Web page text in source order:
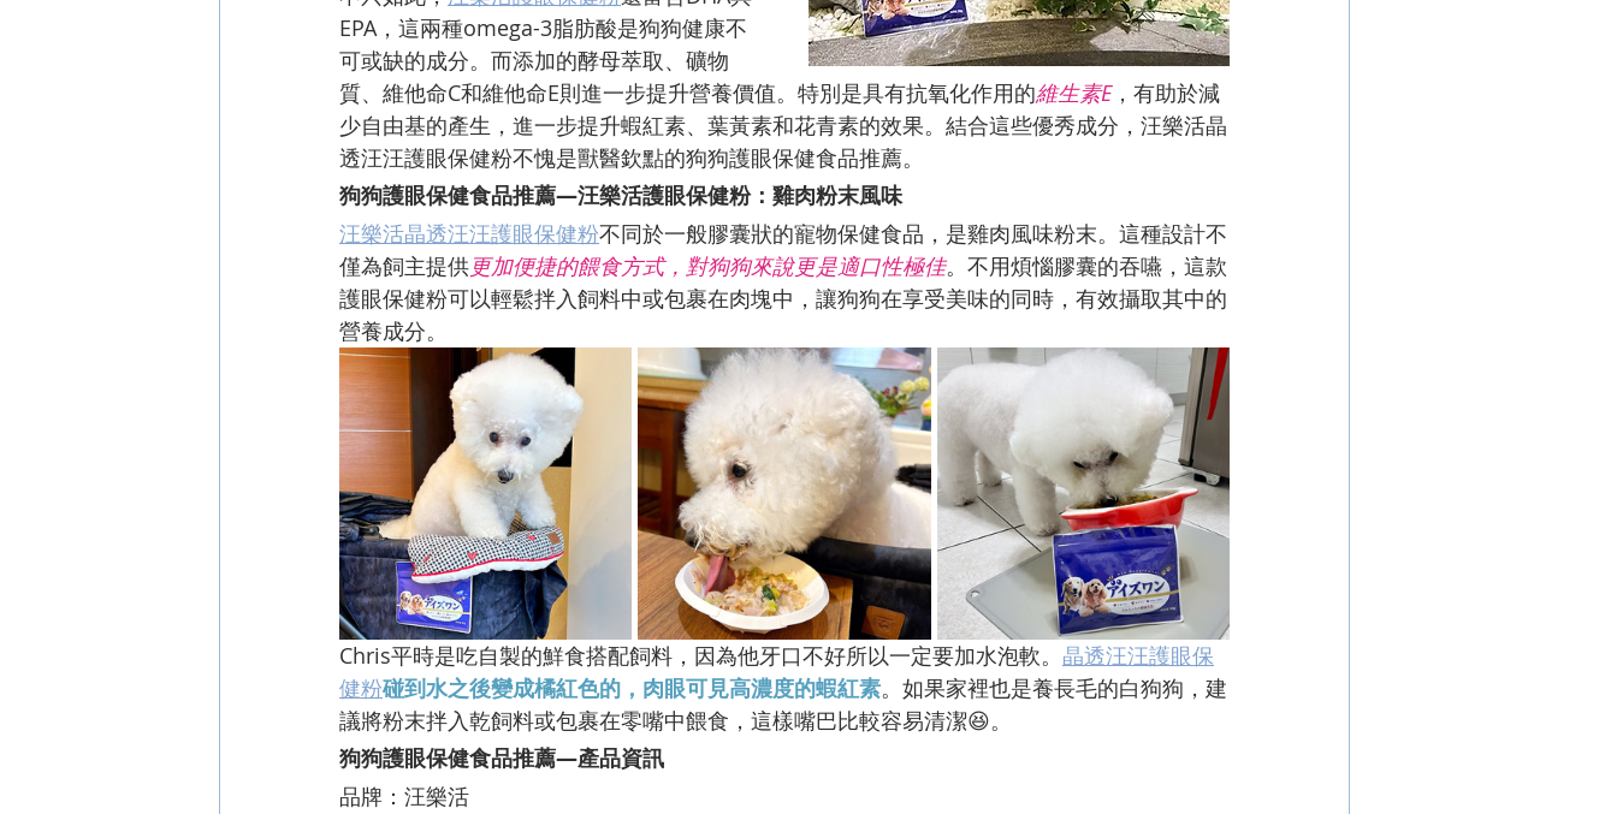
EPA，這兩種omega-3脂肪酸是狗狗健康不
可或缺的成分。而添加的酵母萃取、礦物
質、維他命C和維他命E則進一步提升營養價值。特別是具有抗氧化作用的維生素E，有助於減
少自由基的產生，進一步提升蝦紅素、葉黃素和花青素的效果。結合這些優秀成分，汪樂活晶
透汪汪護眼保健粉不愧是獸醫欽點的狗狗護眼保健食品推薦。
狗狗護眼保健食品推薦—汪樂活護眼保健粉：雞肉粉末風味
汪樂活晶透汪汪護眼保健粉不同於一般膠囊狀的寵物保健食品，是雞肉風味粉末。這種設計不
僅為飼主提供更加便捷的餵食方式，對狗狗來說更是適口性極佳。不用煩惱膠囊的吞嚥，這款
護眼保健粉可以輕鬆拌入飼料中或包裹在肉塊中，讓狗狗在享受美味的同時，有效攝取其中的
營養成分。
Chris平時是吃自製的鮮食搭配飼料，因為他牙口不好所以一定要加水泡軟。 晶透汪汪護眼保
健粉碰到水之後變成橘紅色的，肉眼可見高濃度的蝦紅素。如果家裡也是養長毛的白狗狗，建
議將粉末拌入乾飼料或包裹在零嘴中餵食，這樣嘴巴比較容易清潔😆。
狗狗護眼保健食品推薦—產品資訊
品牌：汪樂活